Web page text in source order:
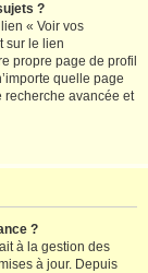
?
« Voir vos
sur le lien
propre page de profil
quelle page
recherche avancée et
?
à la gestion des
à jour. Depuis